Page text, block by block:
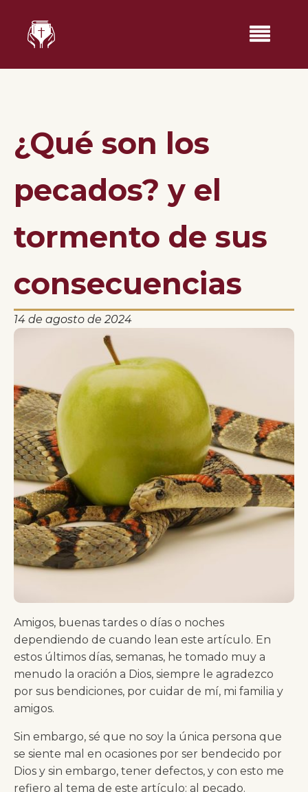
¿Qué son los
pecados? y el
tormento de sus
consecuencias
14 de agosto de 2024
Amigos, buenas tardes o días o noches
dependiendo de cuando lean este artículo. En
estos últimos días, semanas, he tomado muy a
menudo la oración a Dios, siempre le agradezco
por sus bendiciones, por cuidar de mí, mi familia y
amigos.
Sin embargo, sé que no soy la única persona que
se siente mal en ocasiones por ser bendecido por
Dios y sin embargo, tener defectos, y con esto me
refiero al tema de este artículo: al pecado.